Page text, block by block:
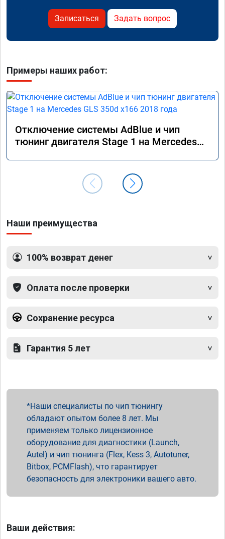
Записаться Задать вопрос
Примеры наших работ:
Отключение системы AdBlue и чип
тюнинг двигателя Stage 1 на Mercedes
Наши преимущества
100% возврат денег
Оплата после проверки
Сохранение ресурса
Гарантия 5 лет
Наши специалисты по чип тюнингу
обладают опытом более 8 лет. Мы
применяем только лицензионное
оборудование для диагностики (Launch,
Autel) и чип тюнинга (Flex, Kess 3, Autotuner,
Bitbox, PCMFlash), что гарантирует
безопасность для электроники вашего авто.
Ваши действия: